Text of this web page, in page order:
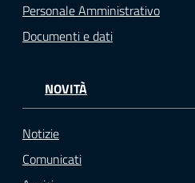
Personale Amministrativo
Documenti e dati
NOVITÀ
Notizie
Comunicati